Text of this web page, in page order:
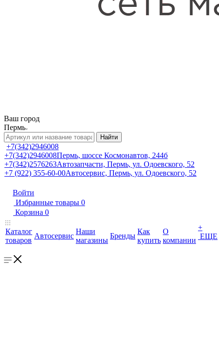
Ваш город
Пермь
Найти
+7(342)2946008
+7(342)2946008Пермь, шоссе Космонавтов, 244б
+7(342)2576263Автозапчасти, Пермь, ул. Одоевского, 52
+7 (922) 355-60-00Автосервис, Пермь, ул. Одоевского, 52
Войти
Избранные товары 0
Корзина 0
Каталог
товаров
Автосервис
Наши
магазины
Бренды
Как
купить
О
компании
+
ЕЩЕ